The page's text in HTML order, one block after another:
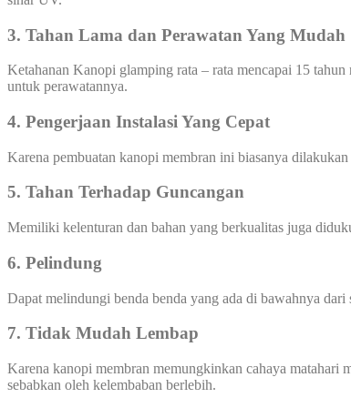
3. Tahan Lama dan Perawatan Yang Mudah
Ketahanan Kanopi glamping rata – rata mencapai 15
untuk perawatannya.
4. Pengerjaan Instalasi Yang Cepat
Karena pembuatan kanopi membran ini biasanya
5. Tahan Terhadap Guncangan
Memiliki kelenturan dan bahan yang berkualitas juga
6. Pelindung
Dapat melindungi benda benda yang ada di bawahnya
7. Tidak Mudah Lembap
Karena kanopi membran memungkinkan cahaya matahari
sebabkan oleh kelembaban berlebih.